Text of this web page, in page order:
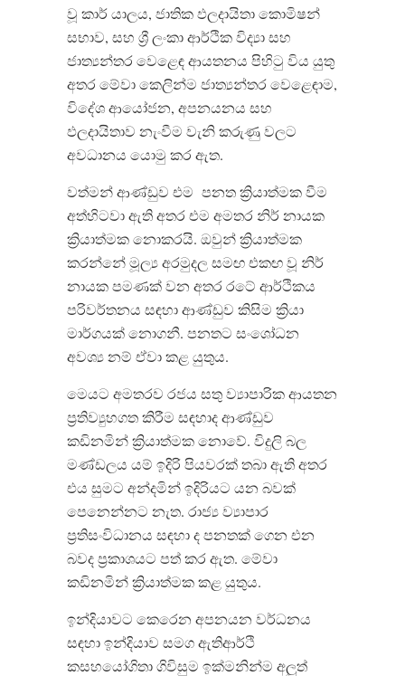
වූ කාර් යාලය, ජාතික ඵලදායිතා කොමිෂන්
සභාව, සහ ශ්රී ලංකා ආර්ථික විද්යා සහ
ජාත්යන්තර වෙළෙඳ ආයතනය පිහිටු විය යුතු
අතර මේවා කෙලින්ම ජාත්යන්තර වෙළෙඳාම,
විදේශ ආයෝජන, අපනයනය සහ
ඵලදායිතාව නැංවීම වැනි කරුණු වලට
අවධානය යොමු කර ඇත.
වත්මන් ආණ්ඩුව එම පනත ක්රියාත්මක වීම
අත්හිටවා ඇති අතර එම අමතර නිර් නායක
ක්රියාත්මක නොකරයි. ඔවුන් ක්රියාත්මක
කරන්නේ මූල්ය අරමුදල සමඟ එකඟ වූ නිර්
නායක පමණක් වන අතර රටේ ආර්ථිකය
පරිවර්තනය සඳහා ආණ්ඩුව කිසිම ක්රියා
මාර්ගයක් නොගනී. පනතට සංශෝධන
අවශ්ය නම් ඒවා කළ යුතුය.
මෙයට අමතරව රජය සතු ව්යාපාරික ආයතන
ප්රතිව්යුහගත කිරීම සඳහාද ආණ්ඩුව
කඩිනමින් ක්රියාත්මක නොවේ. විදුලි බල
මණ්ඩලය යම් ඉදිරි පියවරක් තබා ඇති අතර
එය සුමට අන්දමින් ඉදිරියට යන බවක්
පෙනෙන්නට නැත. රාජ්ය ව්යාපාර
ප්රතිසංවිධානය සඳහා ද පනතක් ගෙන එන
බවද ප්රකාශයට පත් කර ඇත. මේවා
කඩිනමින් ක්රියාත්මක කළ යුතුය.
ඉන්දියාවට කෙරෙන අපනයන වර්ධනය
සඳහා ඉන්දියාව සමග ඇතිආර්ථි
කසහයෝගිතා ගිවිසුම ඉක්මනින්ම අලුත්